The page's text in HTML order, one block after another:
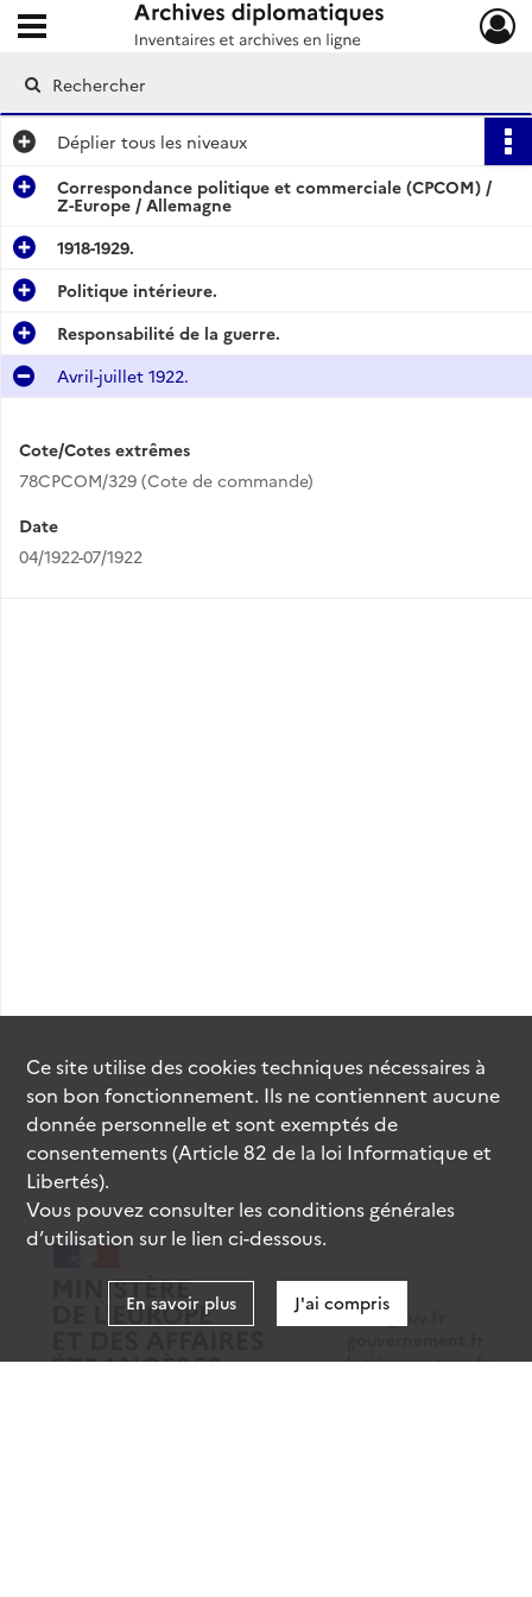
Archives diplomatiques
Ouvrir le menu déroulant
Déplier tous les niveaux
Correspondance politique et commerciale (CPCOM) /
Z-Europe / Allemagne
1918-1929.
Politique intérieure.
Responsabilité de la guerre.
Avril-juillet 1922.
Cote/Cotes extrêmes
78CPCOM/329 (Cote de commande)
Date
04/1922-07/1922
data.gouv.fr
legifrance.gouv.fr
Ce site utilise descookiestechniques nécessaires à
son bon fonctionnement. Ils ne contiennent aucune
donnée personnelle et sont exemptés de
consentements (Article 82 de la loi Informatique et
Libertés).
Vous pouvez consulter les conditions générales
d’utilisation sur le lien ci-dessous.
En savoir plus J'ai compris